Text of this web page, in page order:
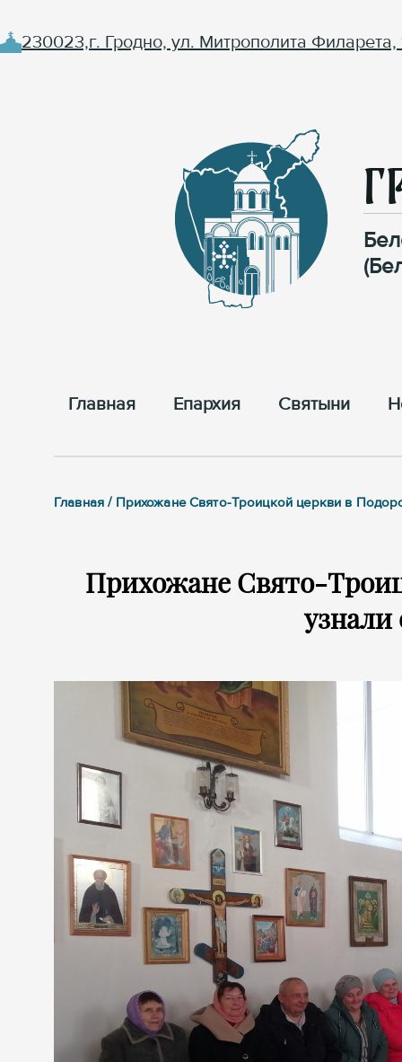
230023,г. Гродно, ул. Митрополита Филарета,
Главная Епархия Cвятыни
Главная / Прихожане Свято-Троицкой церкви в
Прихожане Свято-
узнали